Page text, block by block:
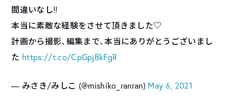
間違いなし!!
本当に素敵な経験をさせて頂きました♡
計画から撮影、編集まで、本当にありがとうございまし
た https://t.co/CpGpjBkFgR
— みさき/みしこ (@mishiko_ranran) May 6, 2021